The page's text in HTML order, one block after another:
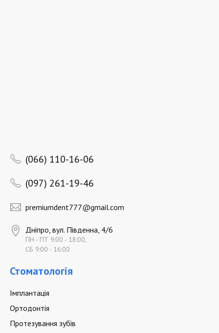
(066) 110-16-06
(097) 261-19-46
premiumdent777@gmail.com
Дніпро, вул. Південна, 4/6
ПН - ПТ 9:00 - 18:00,
СБ 9:00 - 16:00
Стоматологія
Імплантація
Ортодонтія
Протезування зубів